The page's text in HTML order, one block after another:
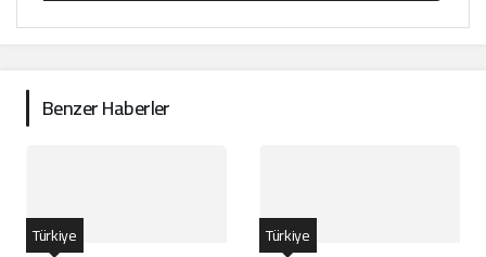
Benzer Haberler
Türkiye Türkiye